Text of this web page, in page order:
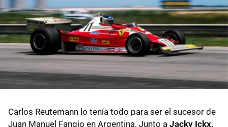
Carlos Reutemann lo tenía todo para ser el sucesor de
Juan Manuel Fangio en Argentina. Junto a Jacky Ickx,